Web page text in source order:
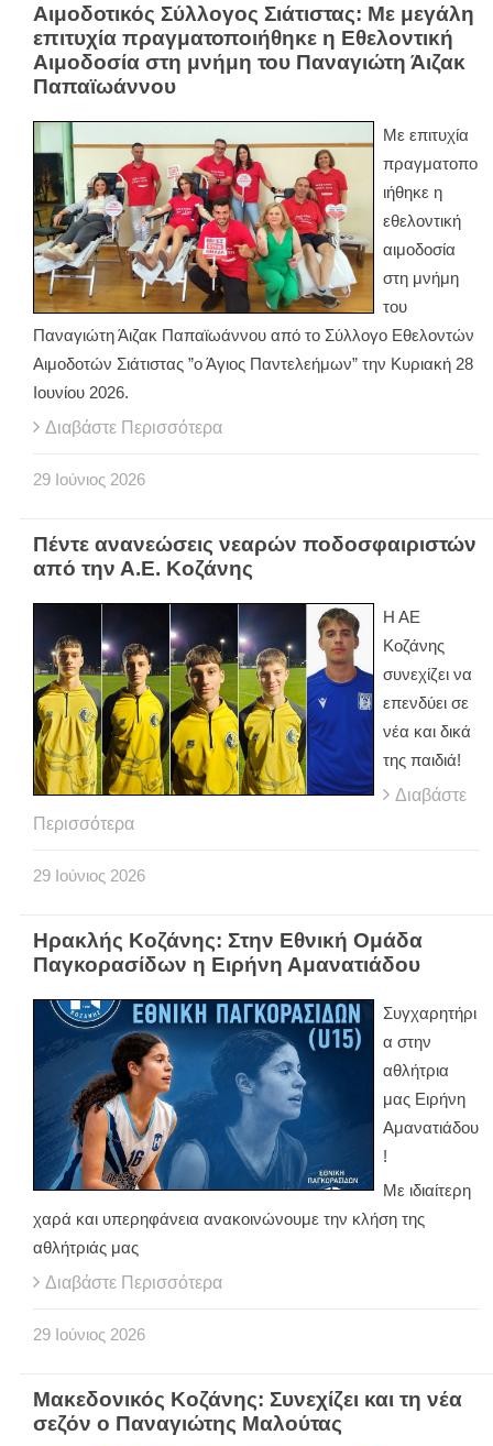
Αιμοδοτικός Σύλλογος Σιάτιστας: Με μεγάλη
επιτυχία πραγματοποιήθηκε η Εθελοντική
Αιμοδοσία στη μνήμη του Παναγιώτη Άιζακ
Παπαϊωάννου
Με επιτυχία
πραγματοπο
ιήθηκε η
εθελοντική
αιμοδοσία
στη μνήμη
του
Παναγιώτη Άιζακ Παπαϊωάννου από το Σύλλογο Εθελοντών
Αιμοδοτών Σιάτιστας ”ο Άγιος Παντελεήμων” την Κυριακή 28
Ιουνίου 2026.
Διαβάστε Περισσότερα
29 Ιούνιος 2026
Πέντε ανανεώσεις νεαρών ποδοσφαιριστών
από την Α.Ε. Κοζάνης
Η ΑΕ
Κοζάνης
συνεχίζει να
επενδύει σε
νέα και δικά
της παιδιά!
Διαβάστε
Περισσότερα
29 Ιούνιος 2026
Ηρακλής Κοζάνης: Στην Εθνική Ομάδα
Παγκορασίδων η Ειρήνη Αμανατιάδου
Συγχαρητήρι
α στην
αθλήτρια
μας Ειρήνη
Αμανατιάδου
!
Με ιδιαίτερη
χαρά και υπερηφάνεια ανακοινώνουμε την κλήση της
αθλήτριάς μας
Διαβάστε Περισσότερα
29 Ιούνιος 2026
Μακεδονικός Κοζάνης: Συνεχίζει και τη νέα
σεζόν ο Παναγιώτης Μαλούτας